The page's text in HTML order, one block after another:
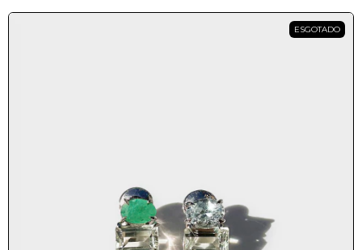
ESGOTADO